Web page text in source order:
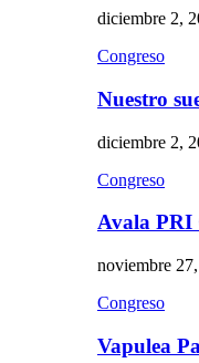
diciembre 2,
Congreso
Nuestro
diciembre 2,
Congreso
Avala PRI
noviembre
Congreso
Vapulea